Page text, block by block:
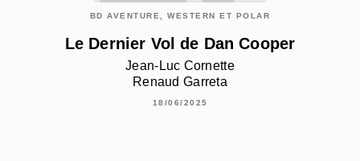
BD AVENTURE, WESTERN ET POLAR
Le Dernier Vol de Dan Cooper
Jean-Luc Cornette
Renaud Garreta
18/06/2025